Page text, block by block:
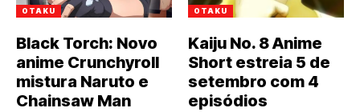
OTAKU
Black Torch: Novo
anime Crunchyroll
mistura Naruto e
Chainsaw Man
OTAKU
Kaiju No. 8 Anime
Short estreia 5 de
setembro com 4
episódios